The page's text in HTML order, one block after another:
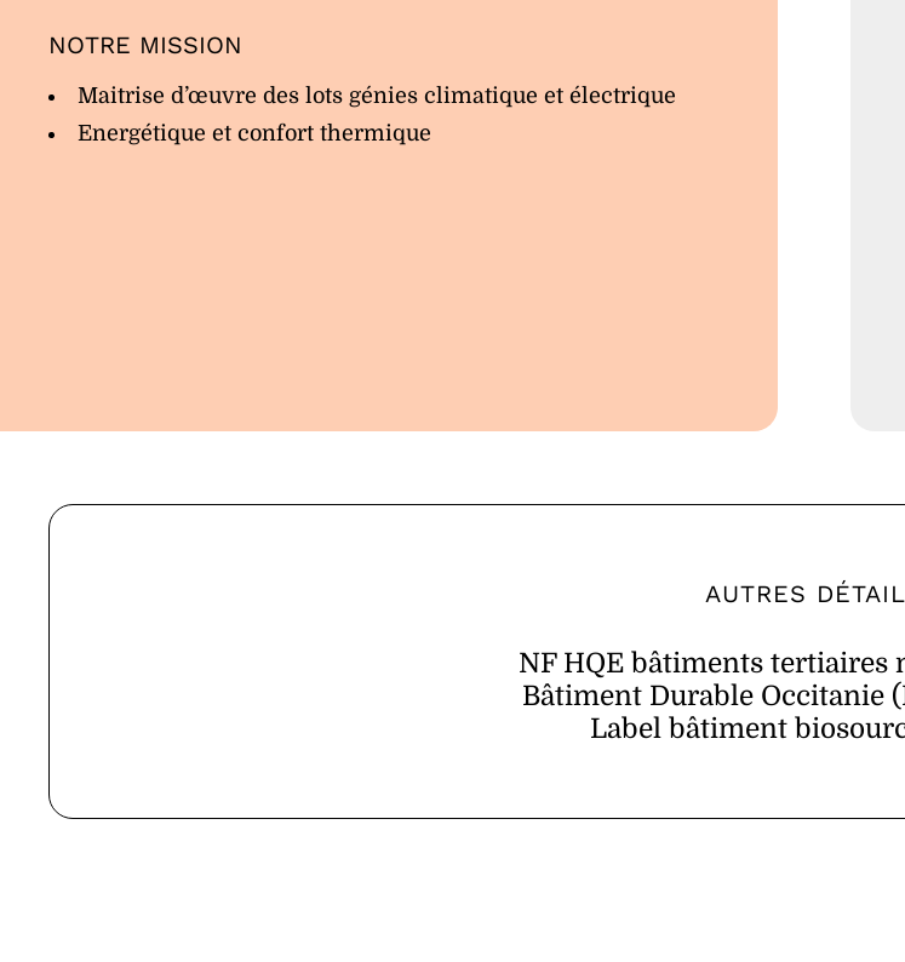
NOTRE MISSION
Maitrise d’œuvre des lots génies climatique et électrique
Energétique et confort thermique
AUTRES
NF HQE bâtiments tertiaires
Bâtiment Durable Occitanie
Label bâtiment